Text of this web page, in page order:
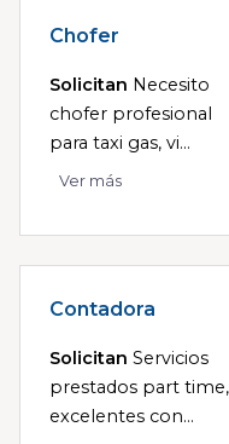
Chofer
Solicitan Necesito
chofer profesional
para taxi gas, vi...
Ver más
Contadora
Solicitan Servicios
prestados part time,
excelentes con...